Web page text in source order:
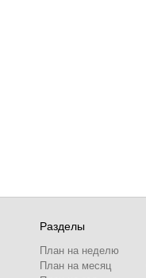
Разделы
План на неделю
План на месяц